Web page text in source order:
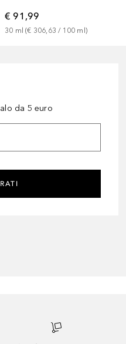
€ 91,99
30 ml (€ 306,63 / 100 ml )
da 5 euro